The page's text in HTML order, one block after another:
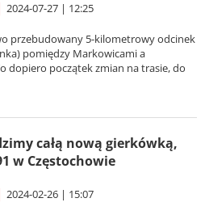
2024-07-27 | 12:25
przebudowany 5-kilometrowy odcinek
pomiędzy Markowicami a
dopiero początek zmian na trasie, do
całą nową gierkówką,
w Częstochowie
2024-02-26 | 15:07